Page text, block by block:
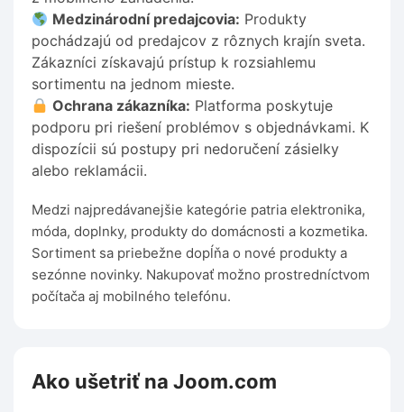
Medzinárodní predajcovia: Produkty
pochádzajú od predajcov z rôznych krajín sveta.
Zákazníci získavajú prístup k rozsiahlemu
sortimentu na jednom mieste.
Ochrana zákazníka: Platforma poskytuje
podporu pri riešení problémov s objednávkami. K
dispozícii sú postupy pri nedoručení zásielky
alebo reklamácii.
Medzi najpredávanejšie kategórie patria elektronika,
móda, doplnky, produkty do domácnosti a kozmetika.
Sortiment sa priebežne dopĺňa o nové produkty a
sezónne novinky. Nakupovať možno prostredníctvom
počítača aj mobilného telefónu.
Ako ušetriť na Joom.com